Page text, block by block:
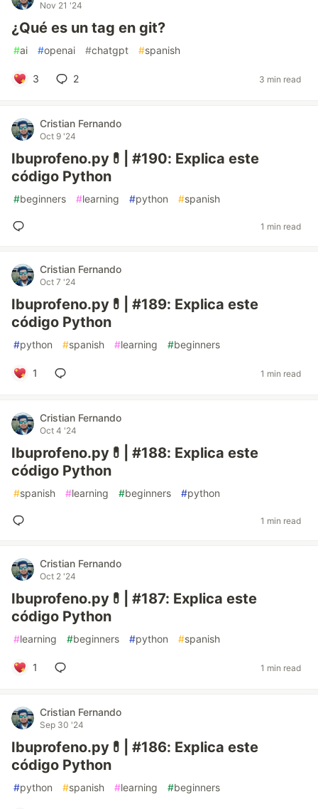
Nov 21 '24
¿Qué es un tag en git?
#ai #openai #chatgpt #spanish
3 2 3 min read
Cristian Fernando
Oct 9 '24
Ibuprofeno.py💊| #190: Explica este
código Python
#beginners #learning #python #spanish
1 min read
Cristian Fernando
Oct 7 '24
Ibuprofeno.py💊| #189: Explica este
código Python
#python #spanish #learning #beginners
1 1 min read
Cristian Fernando
Oct 4 '24
Ibuprofeno.py💊| #188: Explica este
código Python
#spanish #learning #beginners #python
1 min read
Cristian Fernando
Oct 2 '24
Ibuprofeno.py💊| #187: Explica este
código Python
#learning #beginners #python #spanish
1 1 min read
Cristian Fernando
Sep 30 '24
Ibuprofeno.py💊| #186: Explica este
código Python
#python #spanish #learning #beginners